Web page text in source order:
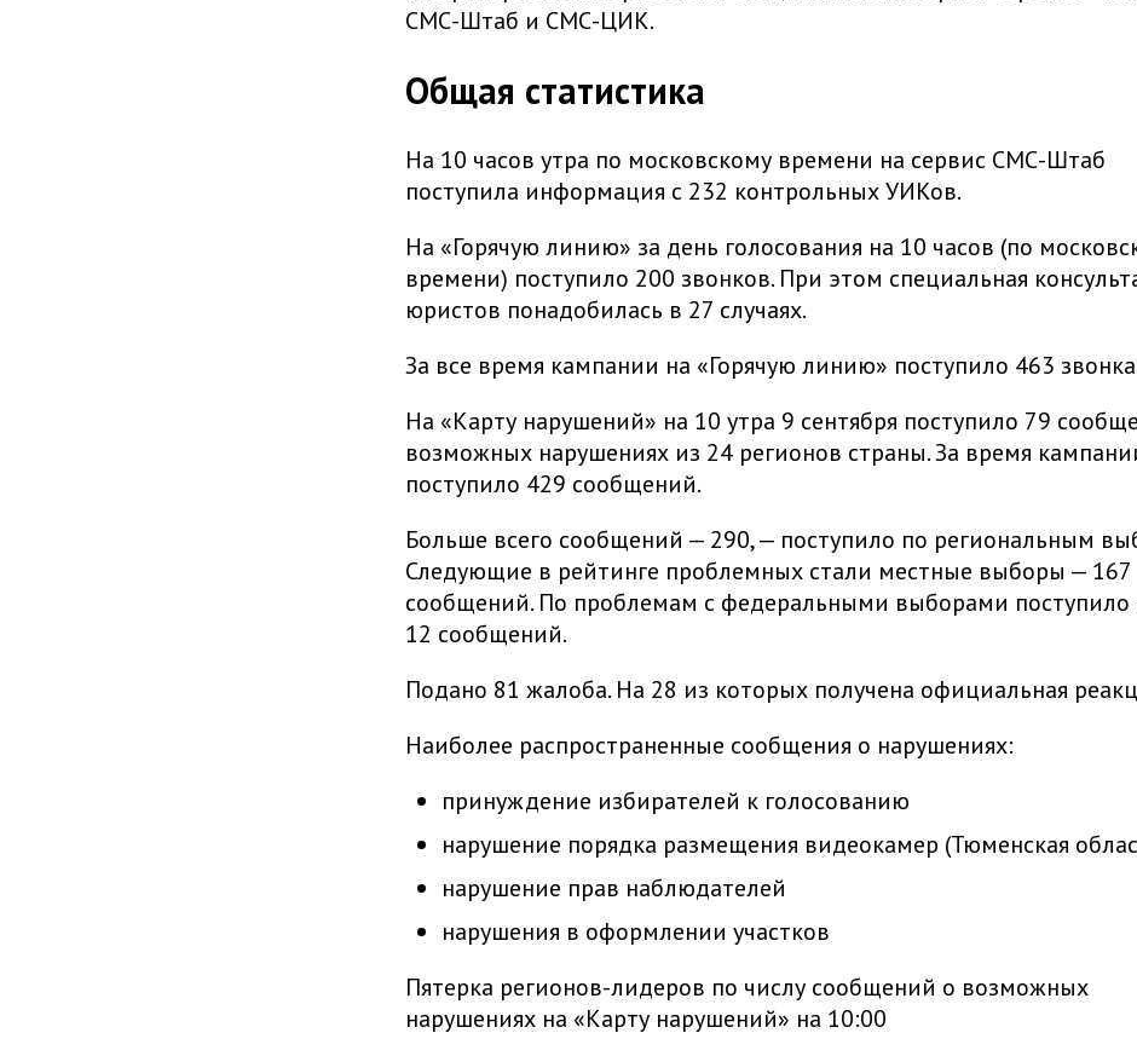
СМС-Штаб и СМС-ЦИК.
Общая статистика
На 10 часов утра по московскому времени на сервис СМС-Штаб
поступила информация с 232 контрольных УИКов.
На «Горячую линию» за день голосования на 10 часов (по
времени) поступило 200 звонков. При этом специальная
юристов понадобилась в 27 случаях.
За все время кампании на «Горячую линию» поступило 463
На «Карту нарушений» на 10 утра 9 сентября поступило 79
возможных нарушениях из 24 регионов страны. За время
поступило 429 сообщений.
Больше всего сообщений — 290, — поступило по региональным
Следующие в рейтинге проблемных стали местные выборы — 167
сообщений. По проблемам с федеральными выборами поступило
12 сообщений.
Подано 81 жалоба. На 28 из которых получена официальная
Наиболее распространенные сообщения о нарушениях:
принуждение избирателей к голосованию
нарушение порядка размещения видеокамер (Тюменская
нарушение прав наблюдателей
нарушения в оформлении участков
Пятерка регионов-лидеров по числу сообщений о возможных
нарушениях на «Карту нарушений» на 10:00